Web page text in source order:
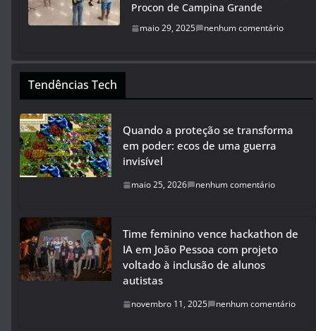
Procon de Campina Grande
maio 29, 2025 nenhum comentário
Tendências Tech
Quando a proteção se transforma
em poder: ecos de uma guerra
invisível
maio 25, 2026 nenhum comentário
Time feminino vence hackathon de
IA em João Pessoa com projeto
voltado à inclusão de alunos
autistas
novembro 11, 2025 nenhum comentário